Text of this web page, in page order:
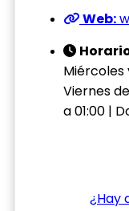
Web:
Miércoles
Viernes
a 01:00 |
¿Hay